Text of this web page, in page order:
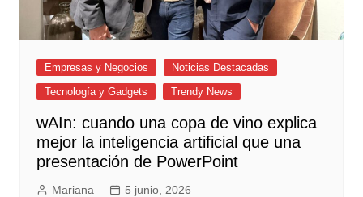
Empresas y Negocios
Noticias Destacadas
Tecnología y Gadgets
Trendy News
wAIn: cuando una copa de vino explica
mejor la inteligencia artificial que una
presentación de PowerPoint
Mariana 5 junio, 2026